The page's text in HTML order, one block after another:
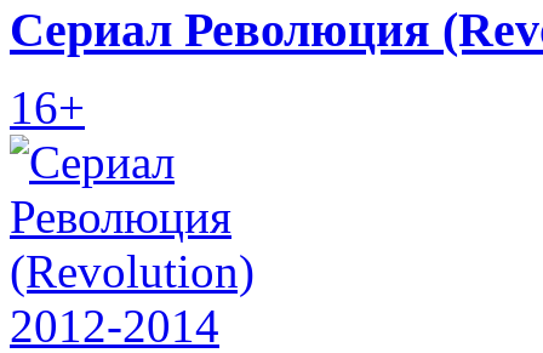
Сериал Революция
16+